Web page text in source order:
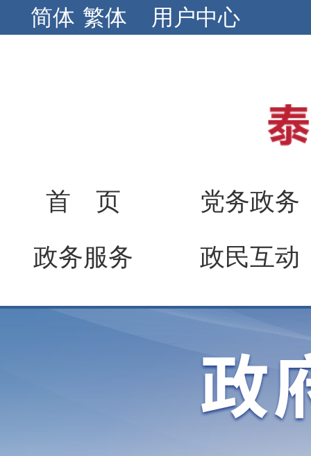
简体 繁体 用户中心
首 页
党务政务
政务服务
政民互动